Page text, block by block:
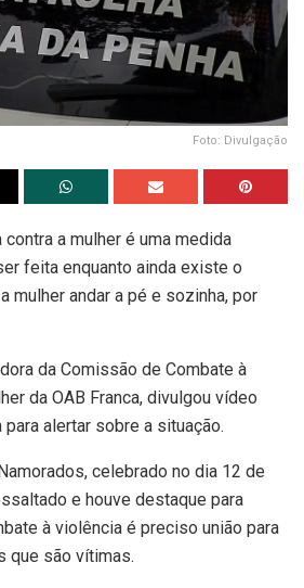
Foto: Divulgação
a mulher é uma medida
feita enquanto ainda existe o
mulher andar a pé e sozinha, por
da Comissão de Combate à
da OAB Franca, divulgou vídeo
alertar sobre a situação.
celebrado no dia 12 de
e houve destaque para
à violência é preciso união para
que são vítimas.